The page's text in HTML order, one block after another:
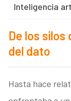
Inteligencia
De los
del dato
Hasta hace